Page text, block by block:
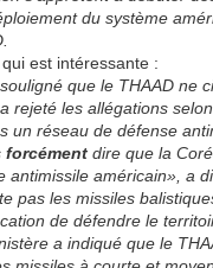
du système
est intéressante :
que le THAAD ne
rejeté les allégations
un réseau de défense
forcément dire que la
antimissile américain», a
pas les missiles
de défendre le
a indiqué que le